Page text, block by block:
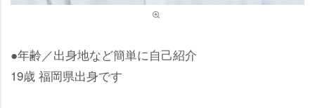
●年齢／出身地など簡単に自己紹介
19歳 福岡県出身です